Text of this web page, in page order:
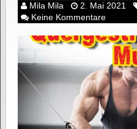
Mila Mila 2. Mai 2021
Keine Kommentare